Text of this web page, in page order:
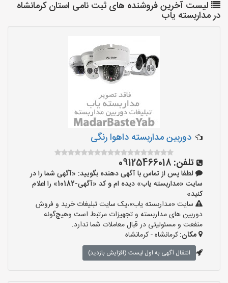
لیست آخرین فروشنده های ثبت نامی استان کرمانشاه
در مداربسته یاب
دوربین مداربسته داهوا رنگی
تلفن: 09125466018
لطفا پس از تماس با آگهی دهنده بگویید: «آگهی شما را در
سایت «مداربسته یاب» دیده ام و کد «آگهی-10182» را اعلام
کنید»
سایت «مداربسته یاب»،یک سایت تبلیغات خرید و فروش
دوربین های مداربسته و تجهیزات مرتبط است وهیچ‌گونه
منفعت و مسئولیتی در قبال معاملات شما ندارد.
مکان:کرمانشاه - کرمانشاه
انتقال آگهی به اول لیست (افزایش بازدید)